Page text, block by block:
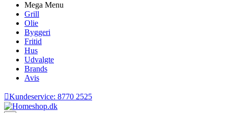
Mega Menu
Grill
Olie
Byggeri
Fritid
Hus
Udvalgte
Brands
Avis
Kundeservice: 8770 2525